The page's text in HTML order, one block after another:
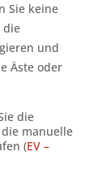
Sie keine
die
und
Äste oder
die
manuelle
(EV –